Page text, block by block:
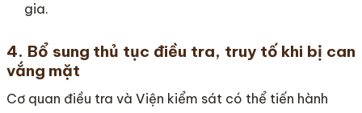
gia.
4. Bổ sung thủ tục điều tra, truy tố khi bị can
vắng mặt
Cơ quan điều tra và Viện kiểm sát có thể tiến hành